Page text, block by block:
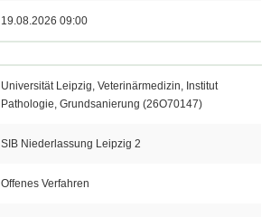
19.08.2026 09:00
Universität Leipzig, Veterinärmedizin, Institut
Pathologie, Grundsanierung (26O70147)
SIB Niederlassung Leipzig 2
Offenes Verfahren